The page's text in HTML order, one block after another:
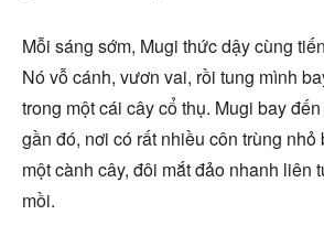
Mỗi sáng sớm, Mugi thức dậy cùng
Nó vỗ cánh, vươn vai, rồi tung mình
trong một cái cây cổ thụ. Mugi bay
gần đó, nơi có rất nhiều côn trùng nhỏ
một cành cây, đôi mắt đảo nhanh liên
mồi.